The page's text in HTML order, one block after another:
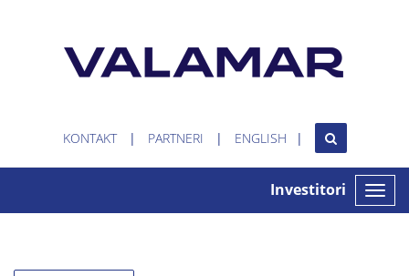
KONTAKT PARTNERI ENGLISH
Toggle
Investitori